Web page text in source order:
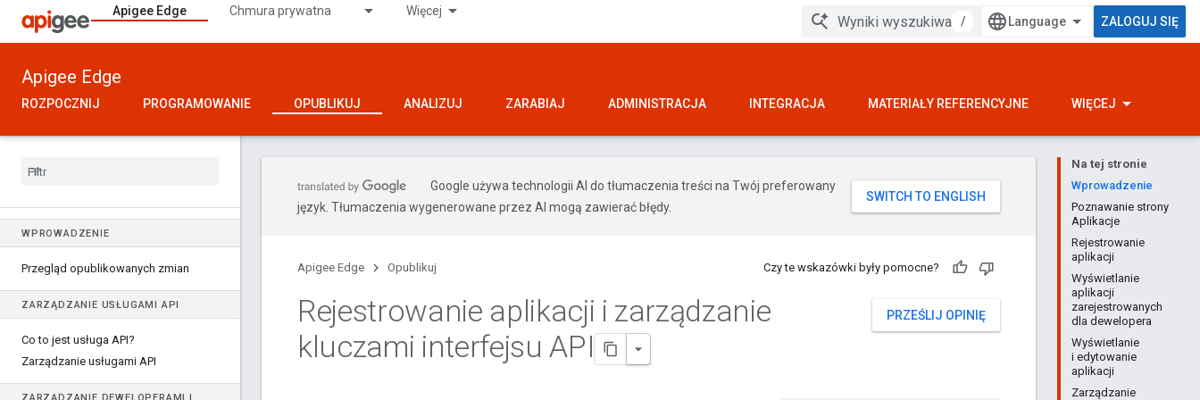
Apigee Edge Chmura prywatna Więcej
/ ZALOGUJ SIĘ
Apigee Edge
ROZPOCZNIJ PROGRAMOWANIE OPUBLIKUJ ANALIZUJ ZARABIAJ ADMINISTRACJA INTEGRACJA MATERIAŁY REFERENCYJNE WIĘCEJ
WPROWADZENIE
Przegląd opublikowanych zmian
ZARZĄDZANIE USŁUGAMI API
Co to jest usługa API?
Zarządzanie usługami API
Na tej stronie
Wprowadzenie
Poznawanie strony
Aplikacje
Rejestrowanie
aplikacji
Wyświetlanie
aplikacji
zarejestrowanych
dla dewelopera
Wyświetlanie
i edytowanie
aplikacji
Zarządzanie
Google używa technologii AI do tłumaczenia treści na Twój preferowany
język. Tłumaczenia wygenerowane przez AI mogą zawierać błędy.
Apigee Edge Opublikuj Czy te wskazówki były pomocne?
PRZEŚLIJ OPINIĘ
Rejestrowanie aplikacji i zarządzanie
kluczami interfejsu API